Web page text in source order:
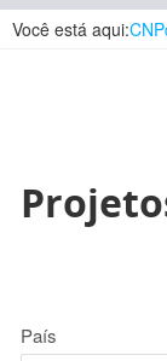
Você está aqui:
País